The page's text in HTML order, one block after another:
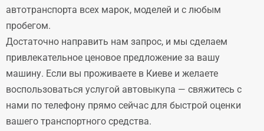
автотранспорта всех марок, моделей и с любым
пробегом.
Достаточно направить нам запрос, и мы сделаем
привлекательное ценовое предложение за вашу
машину. Если вы проживаете в Киеве и желаете
воспользоваться услугой автовыкупа — свяжитесь с
нами по телефону прямо сейчас для быстрой оценки
вашего транспортного средства.